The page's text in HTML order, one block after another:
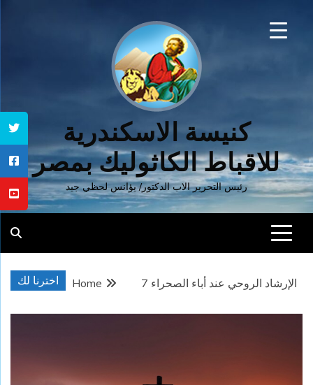
كنيسة الاسكندرية
للاقباط الكاثوليك بمصر
رئيس التحرير الاب الدكتور/ يؤانس لحظي جيد
اخترنا لك Home الإرشاد الروحي عند أباء الصحراء 7